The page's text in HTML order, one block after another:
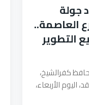
جولة
العاصمة..
التطوير
كفرالشيخ،
اليوم الأربعاء،